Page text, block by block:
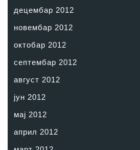
децембар 2012
новембар 2012
октобар 2012
септембар 2012
август 2012
јун 2012
мај 2012
април 2012